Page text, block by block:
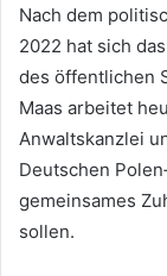
Nach dem
2022 hat sich
des öffentlichen
Maas arbeitet
Anwaltskanzlei
Deutschen
gemeinsames
sollen.